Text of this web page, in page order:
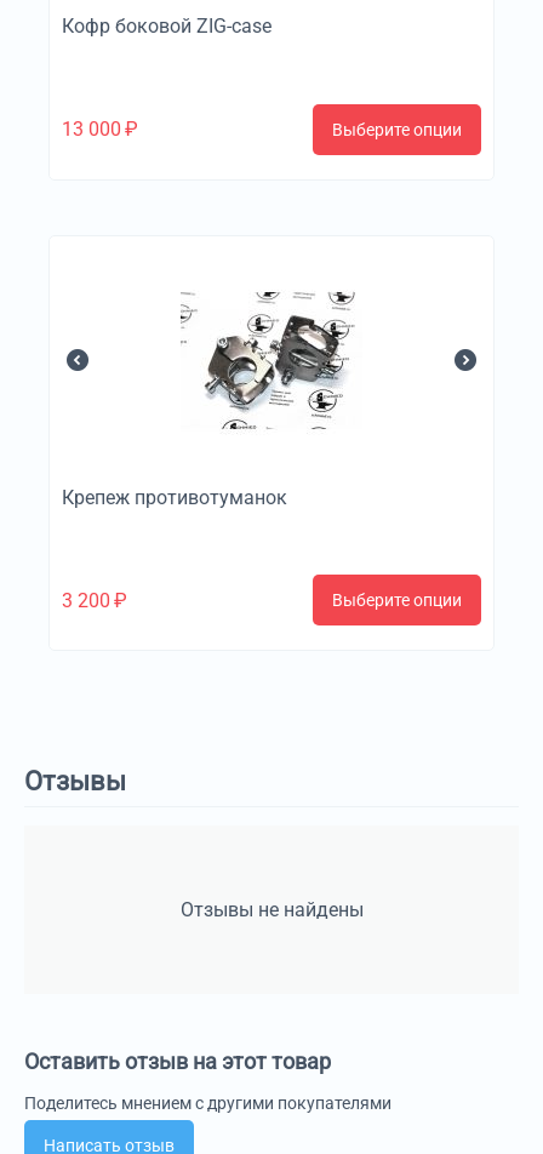
Кофр боковой ZIG-case
13 000 ₽ Выберите опции
Крепеж противотуманок
3 200 ₽ Выберите опции
Отзывы
Отзывы не найдены
Оставить отзыв на этот товар
Поделитесь мнением с другими покупателями
Написать отзыв